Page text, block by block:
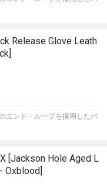
Release Glove Leath
エンド・ループを採用したバ
[Jackson Hole Aged L
Oxblood]